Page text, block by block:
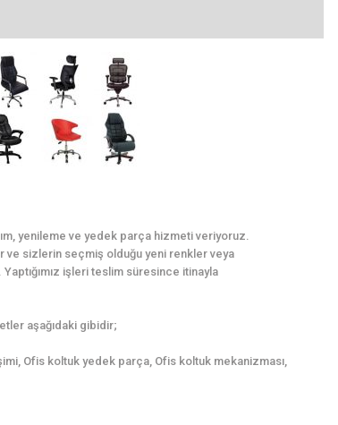
yenileme ve yedek parça hizmeti veriyoruz.
ve sizlerin seçmiş olduğu yeni renkler veya
işleri teslim süresince itinayla
aşağıdaki gibidir;
Ofis koltuk yedek parça, Ofis koltuk mekanizması,